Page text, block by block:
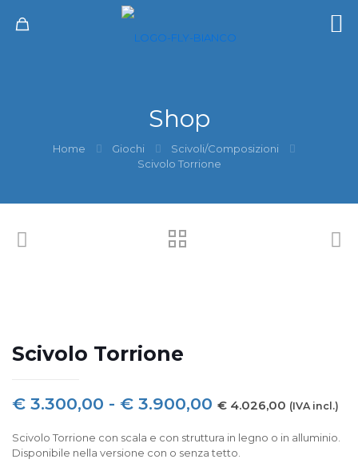
Shop
Home Giochi
Scivoli/Composizioni
Scivolo Torrione
Scivolo Torrione
€ 3.300,00 - € 3.900,00 Fascia
prezzo:
€ 4.026,00 (IVA incl.)
Scivolo Torrione con scala e con struttura in legno o in alluminio.
Disponibile nella versione con o senza tetto.